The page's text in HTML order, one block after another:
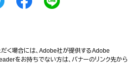
く場合には、Adobe社が提供するAdobe
をお持ちでない方は、バナーのリンク先から